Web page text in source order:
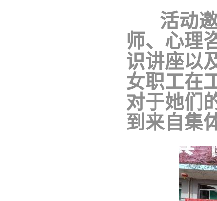
活动邀
师、心理
识讲座以
女职工在
对于她们
到来自集